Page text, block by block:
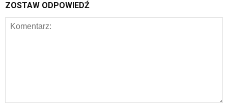
ZOSTAW ODPOWIEDŹ